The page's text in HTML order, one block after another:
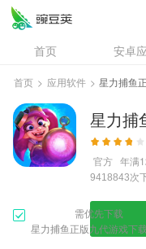
首页 安卓
资讯
专题
问答
首页 > 应用软件 > 星力捕鱼
星力捕
官方 年满
9418843次
需优先下载
星力捕鱼正版九代游戏下